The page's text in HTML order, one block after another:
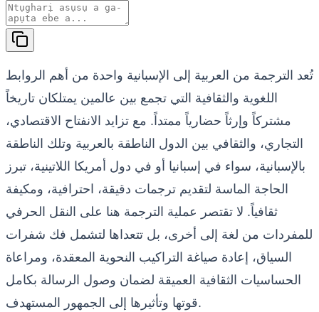
تُعد الترجمة من العربية إلى الإسبانية واحدة من أهم الروابط
اللغوية والثقافية التي تجمع بين عالمين يمتلكان تاريخاً
مشتركاً وإرثاً حضارياً ممتداً. مع تزايد الانفتاح الاقتصادي،
التجاري، والثقافي بين الدول الناطقة بالعربية وتلك الناطقة
بالإسبانية، سواء في إسبانيا أو في دول أمريكا اللاتينية، تبرز
الحاجة الماسة لتقديم ترجمات دقيقة، احترافية، ومكيفة
ثقافياً. لا تقتصر عملية الترجمة هنا على النقل الحرفي
للمفردات من لغة إلى أخرى، بل تتعداها لتشمل فك شفرات
السياق، إعادة صياغة التراكيب النحوية المعقدة، ومراعاة
الحساسيات الثقافية العميقة لضمان وصول الرسالة بكامل
قوتها وتأثيرها إلى الجمهور المستهدف.